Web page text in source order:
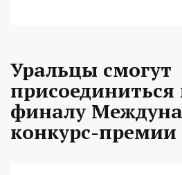
Уральцы смогут
присоединиться
финалу
конкурс-